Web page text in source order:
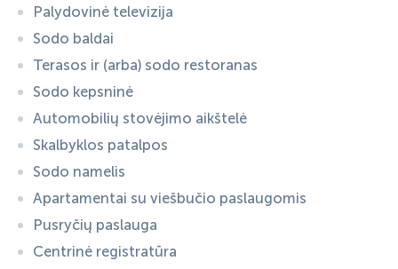
Palydovinė televizija
Sodo baldai
Terasos ir (arba) sodo restoranas
Sodo kepsninė
Automobilių stovėjimo aikštelė
Skalbyklos patalpos
Sodo namelis
Apartamentai su viešbučio paslaugomis
Pusryčių paslauga
Centrinė registratūra